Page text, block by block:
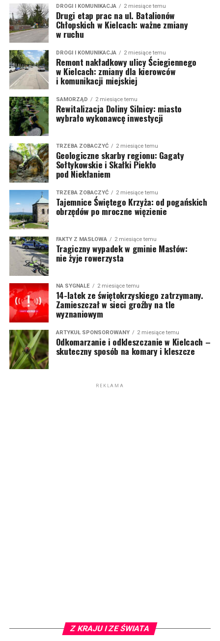
DROGI I KOMUNIKACJA 2 miesiące temu
Drugi etap prac na ul. Batalionów
Chłopskich w Kielcach: ważne zmiany
w ruchu
DROGI I KOMUNIKACJA 2 miesiące temu
Remont nakładkowy ulicy Ściegiennego
w Kielcach: zmiany dla kierowców
i komunikacji miejskiej
SAMORZĄD 2 miesiące temu
Rewitalizacja Doliny Silnicy: miasto
wybrało wykonawcę inwestycji
TRZEBA ZOBACZYĆ 2 miesiące temu
Geologiczne skarby regionu: Gagaty
Sołtykowskie i Skałki Piekło
pod Niekłaniem
TRZEBA ZOBACZYĆ 2 miesiące temu
Tajemnice Świętego Krzyża: od pogańskich
obrzędów po mroczne więzienie
FAKTY Z MASŁOWA 2 miesiące temu
Tragiczny wypadek w gminie Masłów:
nie żyje rowerzysta
NA SYGNALE 2 miesiące temu
14-latek ze świętokrzyskiego zatrzymany.
Zamieszczał w sieci groźby na tle
wyznaniowym
ARTYKUŁ SPONSOROWANY 2 miesiące temu
Odkomarzanie i odkleszczanie w Kielcach –
skuteczny sposób na komary i kleszcze
REKLAMA
Z KRAJU I ZE ŚWIATA